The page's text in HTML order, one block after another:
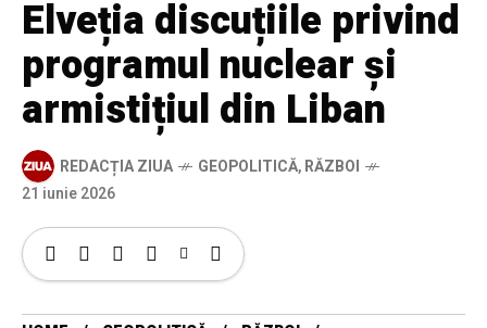
Elveția discuțiile privind
programul nuclear și
armistițiul din Liban
REDACȚIA ZIUA GEOPOLITICĂ,RĂZBOI
21 iunie 2026